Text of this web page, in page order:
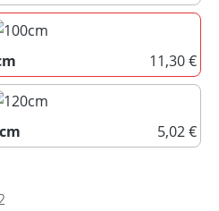
80cm
11,30 €
100cm
5,02 €